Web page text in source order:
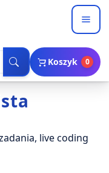
Koszyk 0
live coding